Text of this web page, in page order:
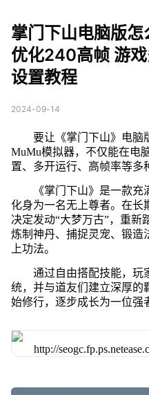
掌门下山电脑版
优化240高帧 游
设置教程
2024-09-14
要让《掌门下山》电脑
MuMu模拟器，不仅能在电
置、多开运行、高帧率等多
《掌门下山》是一款
化身为一名无上尊者。在长
决定发动“大梦万古”，重新
炼制神丹、捕捉灵宠、锻造
上功法。
通过自由搭配技能，玩
统，并与道友们建立深厚的
始修行，逐步成长为一位强